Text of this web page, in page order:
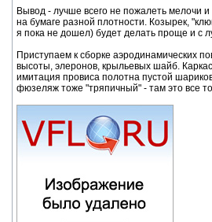
Вывод - лучше всего не пожалеть мелочи и
на бумаге разной плотности. Козырек,
я пока не дошел) будет делать проще и с
Приступаем к сборке аэродинамических
высоты, элеронов, крыльевых шайб.
имитация провиса полотна пустой
фюзеляж тоже "тряпичный" - там это все